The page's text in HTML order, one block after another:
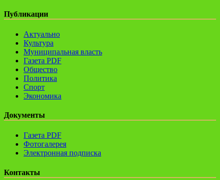
Публикации
Актуально
Культура
Муниципальная власть
Газета PDF
Общество
Политика
Спорт
Экономика
Документы
Газета PDF
Фотогалерея
Электронная подписка
Контакты